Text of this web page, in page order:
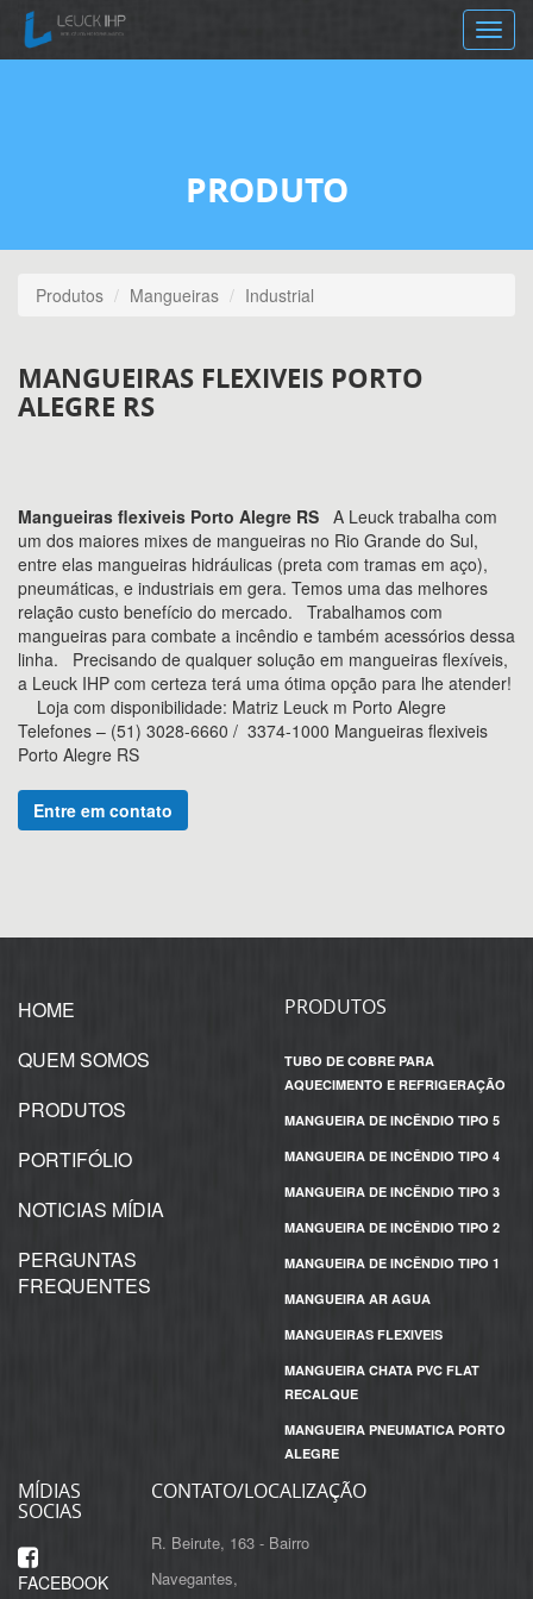
Toggle
PRODUTO
Produtos Mangueiras Industrial
MANGUEIRAS FLEXIVEIS PORTO
ALEGRE RS
Mangueiras flexiveis Porto Alegre RS A Leuck trabalha com
um dos maiores mixes de mangueiras no Rio Grande do Sul,
entre elas mangueiras hidráulicas (preta com tramas em aço),
pneumáticas, e industriais em gera. Temos uma das melhores
relação custo benefício do mercado. Trabalhamos com
mangueiras para combate a incêndio e também acessórios dessa
linha. Precisando de qualquer solução em mangueiras flexíveis,
a Leuck IHP com certeza terá uma ótima opção para lhe atender!
Loja com disponibilidade: Matriz Leuck m Porto Alegre
Telefones – (51) 3028-6660 / 3374-1000 Mangueiras flexiveis
Porto Alegre RS
Entre em contato
HOME
QUEM SOMOS
PRODUTOS
PORTIFÓLIO
NOTICIAS MÍDIA
PERGUNTAS
FREQUENTES
PRODUTOS
TUBO DE COBRE PARA
AQUECIMENTO E REFRIGERAÇÃO
MANGUEIRA DE INCÊNDIO TIPO 5
MANGUEIRA DE INCÊNDIO TIPO 4
MANGUEIRA DE INCÊNDIO TIPO 3
MANGUEIRA DE INCÊNDIO TIPO 2
MANGUEIRA DE INCÊNDIO TIPO 1
MANGUEIRA AR AGUA
MANGUEIRAS FLEXIVEIS
MANGUEIRA CHATA PVC FLAT
RECALQUE
MANGUEIRA PNEUMATICA PORTO
ALEGRE
MÍDIAS
SOCIAS
FACEBOOK
CONTATO/LOCALIZAÇÃO
R. Beirute, 163 - Bairro
Navegantes,